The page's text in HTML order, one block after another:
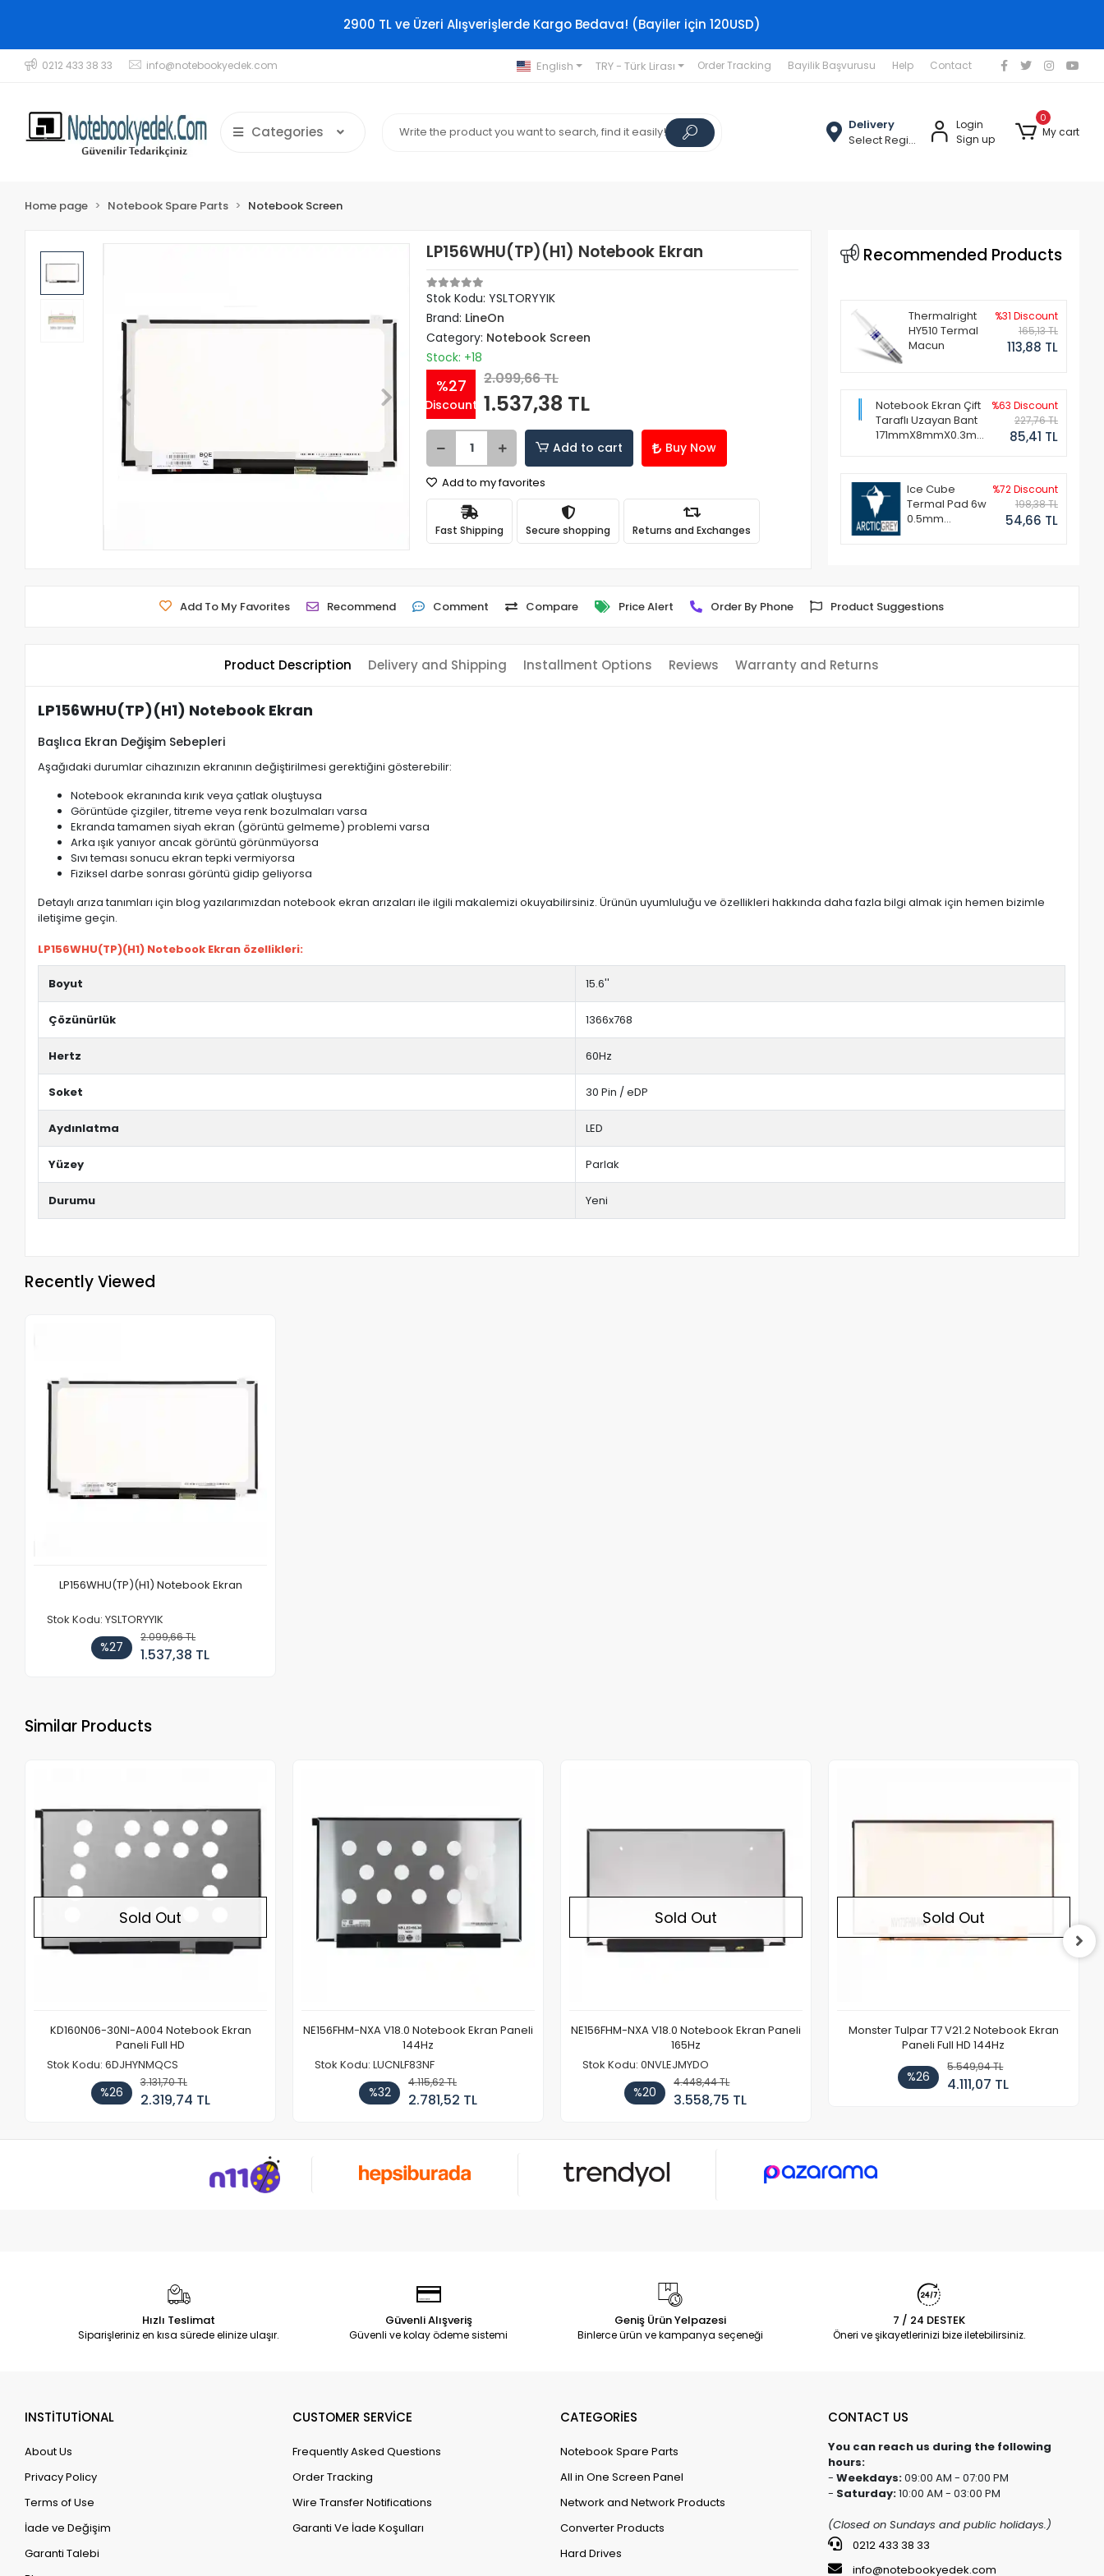
2900 TL ve Üzeri Alışverişlerde Kargo Bedava! (Bayiler için 120USD)
0212 433 38 33 info@notebookyedek.com English TRY - Türk Lirası Order Tracking Bayilik Başvurusu Help Contact
Categories
Delivery
Select Region
Login
Sign up
0
My cart
Home page Notebook Spare Parts Notebook Screen
LP156WHU(TP)(H1) Notebook Ekran
Stok Kodu: YSLTORYYIK
Brand: LineOn
Category: Notebook Screen
Stock: +18
%27
Discount
2.099,66 TL
1.537,38 TL
Add to cart Buy Now
Add to my favorites
Fast Shipping Secure shopping Returns and Exchanges
Recommended Products
Thermalright
HY510 Termal
Macun
%31 Discount
165,13 TL
113,88 TL
Notebook Ekran Çift
Taraflı Uzayan Bant
171mmX8mmX0.3mm
%63 Discount
227,76 TL
85,41 TL
Ice Cube
Termal Pad 6w
0.5mm
%72 Discount
198,38 TL
54,66 TL
Add To My Favorites Recommend Comment Compare Price Alert Order By Phone Product Suggestions
Product Description Delivery and Shipping Installment Options Reviews Warranty and Returns
LP156WHU(TP)(H1) Notebook Ekran
Başlıca Ekran Değişim Sebepleri
Aşağıdaki durumlar cihazınızın ekranının değiştirilmesi gerektiğini gösterebilir:
Notebook ekranında kırık veya çatlak oluştuysa
Görüntüde çizgiler, titreme veya renk bozulmaları varsa
Ekranda tamamen siyah ekran (görüntü gelmeme) problemi varsa
Arka ışık yanıyor ancak görüntü görünmüyorsa
Sıvı teması sonucu ekran tepki vermiyorsa
Fiziksel darbe sonrası görüntü gidip geliyorsa
Detaylı arıza tanımları için blog yazılarımızdan notebook ekran arızaları ile ilgili makalemizi okuyabilirsiniz. Ürünün uyumluluğu ve özellikleri hakkında daha fazla bilgi almak için hemen bizimle
iletişime geçin.
LP156WHU(TP)(H1) Notebook Ekran özellikleri:
Boyut 15.6''
Çözünürlük 1366x768
Hertz 60Hz
Soket 30 Pin / eDP
Aydınlatma LED
Yüzey Parlak
Durumu Yeni
Recently Viewed
LP156WHU(TP)(H1) Notebook Ekran
Stok Kodu: YSLTORYYIK
%27
2.099,66 TL
1.537,38 TL
Similar Products
Sold Out
KD160N06-30NI-A004 Notebook Ekran
Paneli Full HD
Stok Kodu: 6DJHYNMQCS
%26
3.131,70 TL
2.319,74 TL
NE156FHM-NXA V18.0 Notebook Ekran Paneli
144Hz
Stok Kodu: LUCNLF83NF
%32
4.115,62 TL
2.781,52 TL
Sold Out
NE156FHM-NXA V18.0 Notebook Ekran Paneli
165Hz
Stok Kodu: 0NVLEJMYDO
%20
4.448,44 TL
3.558,75 TL
Sold Out
Monster Tulpar T7 V21.2 Notebook Ekran
Paneli Full HD 144Hz
%26
5.549,94 TL
4.111,07 TL
Hızlı Teslimat
Siparişleriniz en kısa sürede elinize ulaşır.
Güvenli Alışveriş
Güvenli ve kolay ödeme sistemi
Geniş Ürün Yelpazesi
Binlerce ürün ve kampanya seçeneği
7 / 24 DESTEK
Öneri ve şikayetlerinizi bize iletebilirsiniz.
INSTİTUTİONAL
About Us
Privacy Policy
Terms of Use
İade ve Değişim
Garanti Talebi
CUSTOMER SERVİCE
Frequently Asked Questions
Order Tracking
Wire Transfer Notifications
Garanti Ve İade Koşulları
CATEGORİES
Notebook Spare Parts
All in One Screen Panel
Network and Network Products
Converter Products
Hard Drives
CONTACT US
You can reach us during the following
hours:
- Weekdays:09:00 AM - 07:00 PM
- Saturday:10:00 AM - 03:00 PM
(Closed on Sundays and public holidays.)
0212 433 38 33
info@notebookyedek.com